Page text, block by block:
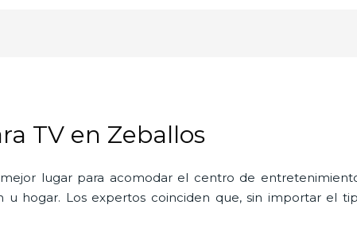
TV en Zeballos
lugar para acomodar el centro de
u hogar. Los expertos coinciden que, sin importar el